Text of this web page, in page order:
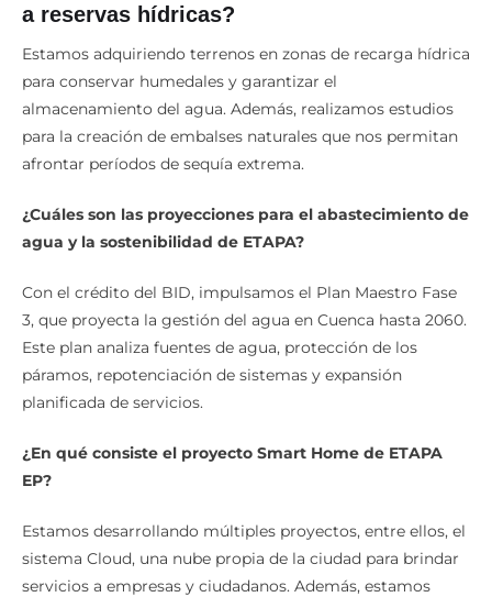
a reservas hídricas?
Estamos adquiriendo terrenos en zonas de recarga hídrica
para conservar humedales y garantizar el
almacenamiento del agua. Además, realizamos estudios
para la creación de embalses naturales que nos permitan
afrontar períodos de sequía extrema.
¿Cuáles son las proyecciones para el abastecimiento de
agua y la sostenibilidad de ETAPA?
Con el crédito del BID, impulsamos el Plan Maestro Fase
3, que proyecta la gestión del agua en Cuenca hasta 2060.
Este plan analiza fuentes de agua, protección de los
páramos, repotenciación de sistemas y expansión
planificada de servicios.
¿En qué consiste el proyecto Smart Home de ETAPA
EP?
Estamos desarrollando múltiples proyectos, entre ellos, el
sistema Cloud, una nube propia de la ciudad para brindar
servicios a empresas y ciudadanos. Además, estamos